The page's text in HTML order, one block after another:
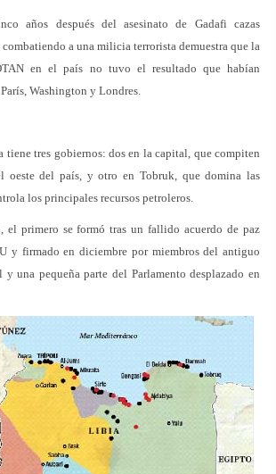
años después del asesinato de Gadafi cazas
combatiendo a una milicia terrorista demuestra que la
en el país no tuvo el resultado que habían
Washington y Londres.
tres gobiernos: dos en la capital, que compiten
oeste del país, y otro en Tobruk, que domina las
los principales recursos petroleros.
el primero se formó tras un fallido acuerdo de paz
y firmado en diciembre por miembros del antiguo
una pequeña parte del Parlamento desplazado en